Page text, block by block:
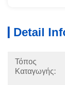
Detail
Τόπος
Καταγωγής: